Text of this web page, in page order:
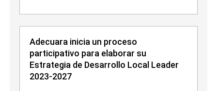
Adecuara inicia un proceso
participativo para elaborar su
Estrategia de Desarrollo Local Leader
2023-2027